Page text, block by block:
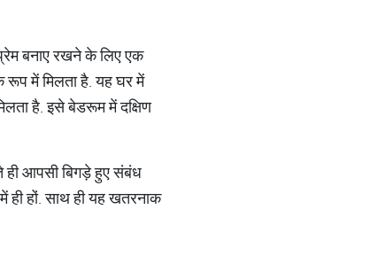
बनाए रखने के लिए एक
रूप में मिलता है. यह घर में
है. इसे बेडरूम में दक्षिण
ही आपसी बिगड़े हुए संबंध
ही हों. साथ ही यह खतरनाक